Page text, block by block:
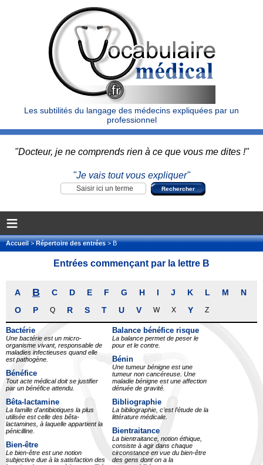
Les subtilités du langage des médecins expliquées par un
professionnel
"Docteur, je ne comprends rien à ce que vous me dites !"
"Je vais tout vous expliquer"
≡
Accueil>Répertoire des entrées> B
Entrées commençant par la lettre B
A B C D E F G H I J K L M
N
O
P Q R S T U V W X Y Z
Bactérie
Une bactérie est un micro-
organisme vivant, responsable de
maladies infectieuses quand elle
est pathogène.
Bénéfice
Tout acte médical doit se justifier
par un bénéfice attendu.
Bêta-lactamine
La famille d'antibiotiques la plus
utilisée est celle des bêta-
lactamines, à laquelle appartient la
pénicilline.
Bien-être
Le bien-être est une notion
subjective due à la satisfaction des
Balance bénéfice risque
La balance permet de peser le
pour et le contre.
Bénin
Une tumeur bénigne est une
tumeur non cancéreuse. Une
maladie bénigne est une affection
dénuée de gravité.
Bibliographie
La bibliographie, c’est l’étude de la
littérature médicale.
Bientraitance
La bientraitance, notion éthique,
consiste à agir dans chaque
circonstance en vue du bien-être
des gens dont on a la